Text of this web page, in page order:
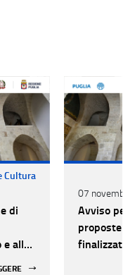
Cultura
di
alla
07
Avviso